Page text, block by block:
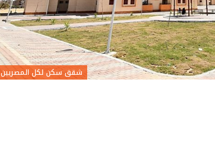
شقق سكن لكل المصريين